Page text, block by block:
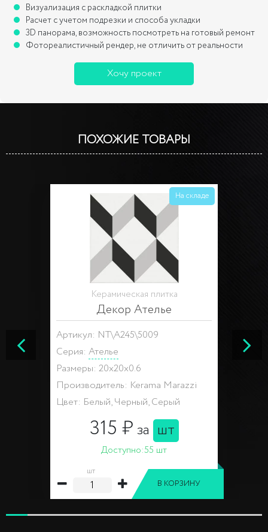
Визуализация с раскладкой плитки
Расчет с учетом подрезки и способа укладки
3D панорама, возможность посмотреть на готовый ремонт
Фотореалистичный рендер, не отличить от реальности
Хочу проект
ПОХОЖИЕ ТОВАРЫ
На складе
Керамическая плитка
Декор Ателье
Артикул: NT\A245\5009
Серия: Ателье
Размеры: 20x20x0.6
Производитель: Kerama Marazzi
Цвет: Белый, Черный, Серый
315 ₽за шт
Доступно:55 шт
шт
В КОРЗИНУ